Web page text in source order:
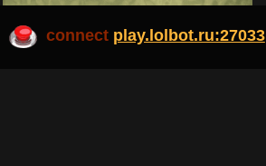
connect play.lolbot.ru:27033